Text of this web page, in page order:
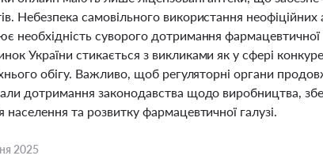
Небезпека самовільного використання
необхідність суворого дотримання
України стикається з викликами як у сфері
обігу. Важливо, щоб регуляторні органи
дотримання законодавства щодо виробництва,
та розвитку фармацевтичної галузі.
2025